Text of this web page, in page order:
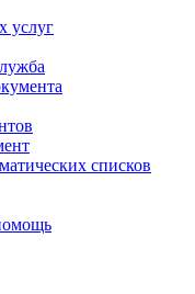
услуг
списков